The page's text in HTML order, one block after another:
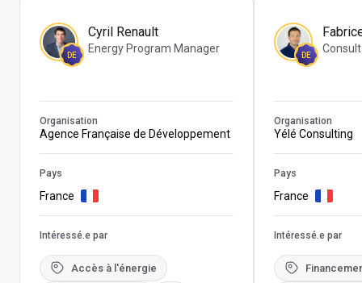
DE
Cyril Renault
Energy Program Manager
Organisation
Agence Française de Développement
Pays
France
Intéressé.e par
Accès à l'énergie
DE
Organisation
Yélé Consulting
Pays
France
Intéressé.e par